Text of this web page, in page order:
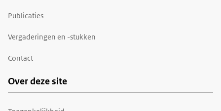
Publicaties
Vergaderingen en -stukken
Contact
Over deze site